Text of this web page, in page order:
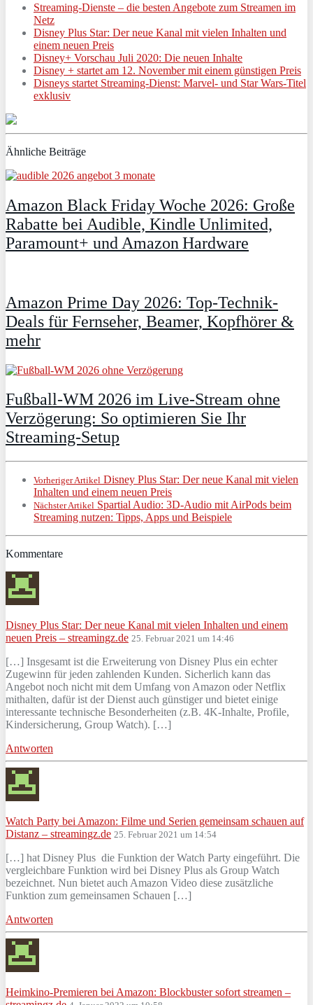
Streaming-Dienste – die besten Angebote zum Streamen im
Netz
Disney Plus Star: Der neue Kanal mit vielen Inhalten und
einem neuen Preis
Disney+ Vorschau Juli 2020: Die neuen Inhalte
Disney + startet am 12. November mit einem günstigen Preis
Disneys startet Streaming-Dienst: Marvel- und Star Wars-Titel
exklusiv
Ähnliche Beiträge
Amazon Black Friday Woche 2026: Große
Rabatte bei Audible, Kindle Unlimited,
Paramount+ und Amazon Hardware
Amazon Prime Day 2026: Top-Technik-
Deals für Fernseher, Beamer, Kopfhörer &
mehr
Fußball-WM 2026 im Live-Stream ohne
Verzögerung: So optimieren Sie Ihr
Streaming-Setup
Vorheriger Artikel Disney Plus Star: Der neue Kanal mit vielen
Inhalten und einem neuen Preis
Nächster Artikel Spartial Audio: 3D-Audio mit AirPods beim
Streaming nutzen: Tipps, Apps und Beispiele
Kommentare
Disney Plus Star: Der neue Kanal mit vielen Inhalten und einem
neuen Preis – streamingz.de 25. Februar 2021 um 14:46
[…] Insgesamt ist die Erweiterung von Disney Plus ein echter
Zugewinn für jeden zahlenden Kunden. Sicherlich kann das
Angebot noch nicht mit dem Umfang von Amazon oder Netflix
mithalten, dafür ist der Dienst auch günstiger und bietet einige
interessante technische Besonderheiten (z.B. 4K-Inhalte, Profile,
Kindersicherung, Group Watch). […]
Antworten
Watch Party bei Amazon: Filme und Serien gemeinsam schauen auf
Distanz – streamingz.de 25. Februar 2021 um 14:54
[…] hat Disney Plus die Funktion der Watch Party eingeführt. Die
vergleichbare Funktion wird bei Disney Plus als Group Watch
bezeichnet. Nun bietet auch Amazon Video diese zusätzliche
Funktion zum gemeinsamen Schauen […]
Antworten
Heimkino-Premieren bei Amazon: Blockbuster sofort streamen –